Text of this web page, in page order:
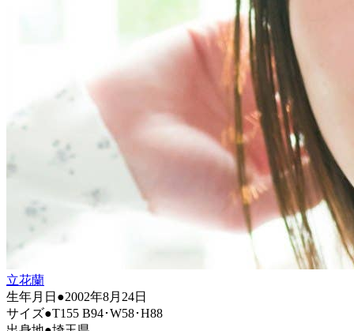
立花蘭
生年月日●2002年8月24日
サイズ●T155 B94･W58･H88